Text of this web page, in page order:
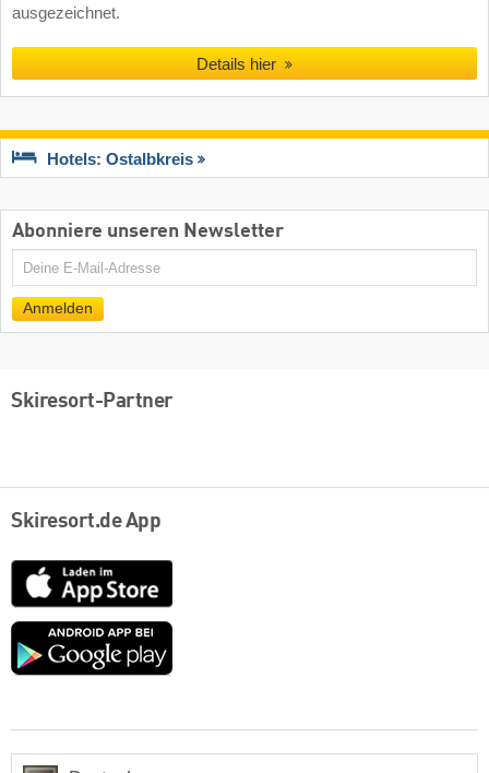
ausgezeichnet.
Details hier
Hotels: Ostalbkreis
Abonniere unseren Newsletter
E-
Anmelden
Skiresort-Partner
Skiresort.de App
App
Store
Google